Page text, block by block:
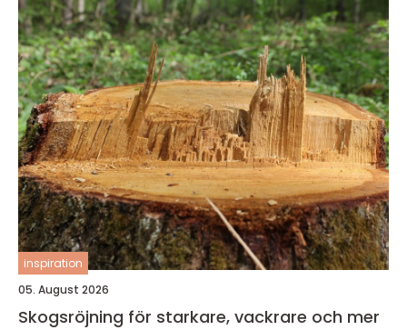
inspiration
05. August 2026
Skogsröjning för starkare, vackrare och mer